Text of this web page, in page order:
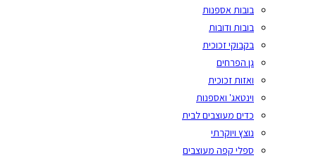
בובות אספנות
בובות ודובות
בקבוקי זכוכית
גן הפרחים
ואזות זכוכית
וינטאג' ואספנות
כדים מעוצבים לבית
נוצץ ויוקרתי
ספלי קפה מעוצבים